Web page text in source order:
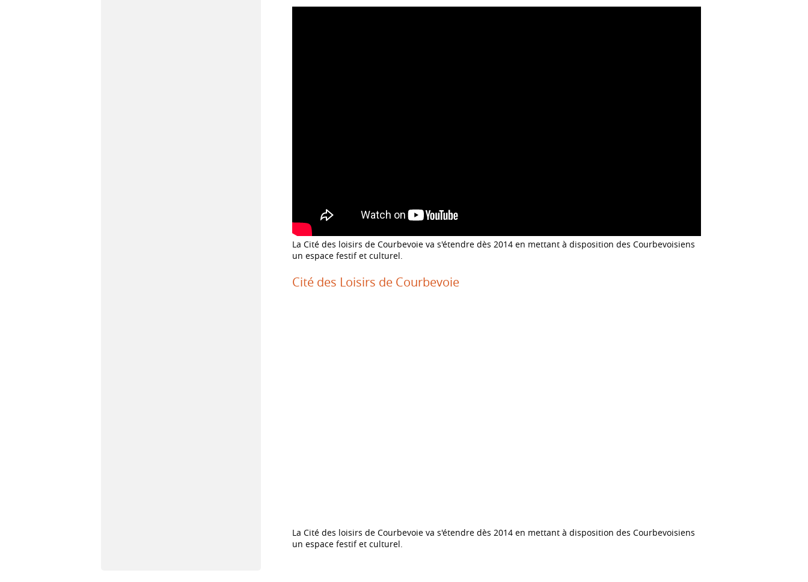
La Cité des loisirs de Courbevoie va s'étendre dès 2014 en mettant à disposition des Courbevoisiens
un espace festif et culturel.
Cité des Loisirs de Courbevoie
La Cité des loisirs de Courbevoie va s'étendre dès 2014 en mettant à disposition des Courbevoisiens
un espace festif et culturel.